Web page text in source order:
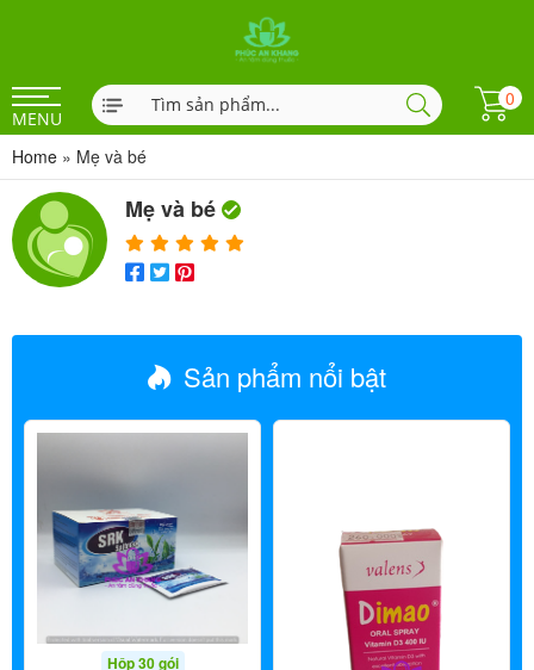
MENU
0
Home » Mẹ và bé
Mẹ và bé
Sản phẩm nổi bật
Hộp 30 gói